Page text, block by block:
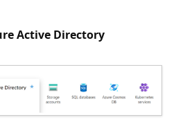
Active Directory